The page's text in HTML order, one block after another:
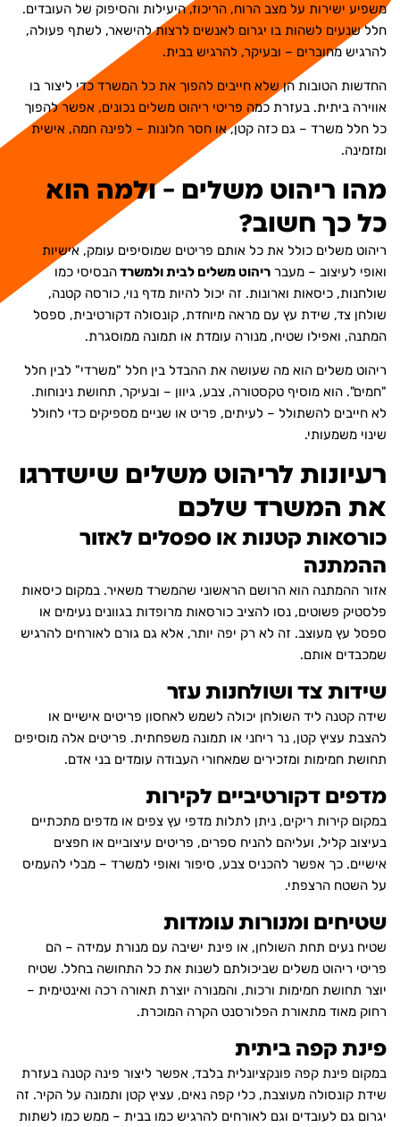
משפיע ישירות על מצב הרוח, הריכוז, היעילות והסיפוק של העובדים.
חלל שנעים לשהות בו יגרום לאנשים לרצות להישאר, לשתף פעולה,
להרגיש מחוברים – ובעיקר, להרגיש בבית.
החדשות הטובות הן שלא חייבים להפוך את כל המשרד כדי ליצור בו
אווירה ביתית. בעזרת כמה פריטי ריהוט משלים נכונים, אפשר להפוך
כל חלל משרד – גם כזה קטן, או חסר חלונות – לפינה חמה, אישית
ומזמינה.
מהו ריהוט משלים – ולמה הוא
כל כך חשוב?
ריהוט משלים כולל את כל אותם פריטים שמוסיפים עומק, אישיות
ואופי לעיצוב – מעבר ריהוט משלים לבית ולמשרדהבסיסי כמו
שולחנות, כיסאות וארונות. זה יכול להיות מדף נוי, כורסה קטנה,
שולחן צד, שידת עץ עם מראה מיוחדת, קונסולה דקורטיבית, ספסל
המתנה, ואפילו שטיח, מנורה עומדת או תמונה ממוסגרת.
ריהוט משלים הוא מה שעושה את ההבדל בין חלל "משרדי" לבין חלל
"חמים". הוא מוסיף טקסטורה, צבע, גיוון – ובעיקר, תחושת נינוחות.
לא חייבים להשתולל – לעיתים, פריט או שניים מספיקים כדי לחולל
שינוי משמעותי.
רעיונות לריהוט משלים שישדרגו
את המשרד שלכם
כורסאות קטנות או ספסלים לאזור
ההמתנה
אזור ההמתנה הוא הרושם הראשוני שהמשרד משאיר. במקום כיסאות
פלסטיק פשוטים, נסו להציב כורסאות מרופדות בגוונים נעימים או
ספסל עץ מעוצב. זה לא רק יפה יותר, אלא גם גורם לאורחים להרגיש
שמכבדים אותם.
שידות צד ושולחנות עזר
שידה קטנה ליד השולחן יכולה לשמש לאחסון פריטים אישיים או
להצבת עציץ קטן, נר ריחני או תמונה משפחתית. פריטים אלה מוסיפים
תחושת חמימות ומזכירים שמאחורי העבודה עומדים בני אדם.
מדפים דקורטיביים לקירות
במקום קירות ריקים, ניתן לתלות מדפי עץ צפים או מדפים מתכתיים
בעיצוב קליל, ועליהם להניח ספרים, פריטים עיצוביים או חפצים
אישיים. כך אפשר להכניס צבע, סיפור ואופי למשרד – מבלי להעמיס
על השטח הרצפתי.
שטיחים ומנורות עומדות
שטיח נעים תחת השולחן, או פינת ישיבה עם מנורת עמידה – הם
פריטי ריהוט משלים שביכולתם לשנות את כל התחושה בחלל. שטיח
יוצר תחושת חמימות ורכות, והמנורה יוצרת תאורה רכה ואינטימית –
רחוק מאוד מתאורת הפלורסנט הקרה המוכרת.
פינת קפה ביתית
במקום פינת קפה פונקציונלית בלבד, אפשר ליצור פינה קטנה בעזרת
שידת קונסולה מעוצבת, כלי קפה נאים, עציץ קטן ותמונה על הקיר. זה
יגרום גם לעובדים וגם לאורחים להרגיש כמו בבית – ממש כמו לשתות